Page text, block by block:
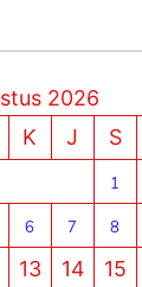
2026
K J S
1
6 7 8
13 14 15